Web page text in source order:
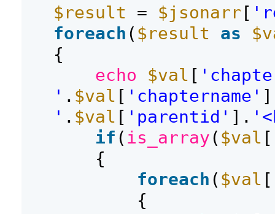
$result = $jsonarr [
foreach ( $result as
{
echo
$val [
' . $val [ 'chaptername'
' . $val [ 'parentid' ].
if ( is_array( $val [
{
foreach ( $val [
{